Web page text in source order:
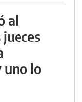
al
uno lo